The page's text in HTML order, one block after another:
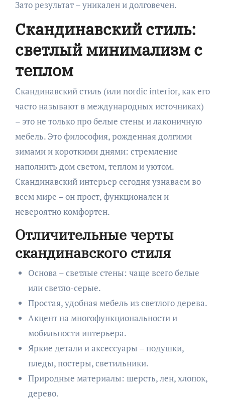
Зато результат – уникален и долговечен.
Скандинавский стиль:
светлый минимализм с
теплом
Скандинавский стиль (или nordic interior, как его
часто называют в международных источниках)
– это не только про белые стены и лаконичную
мебель. Это философия, рожденная долгими
зимами и короткими днями: стремление
наполнить дом светом, теплом и уютом.
Скандинавский интерьер сегодня узнаваем во
всем мире – он прост, функционален и
невероятно комфортен.
Отличительные черты
скандинавского стиля
Основа – светлые стены: чаще всего белые
или светло-серые.
Простая, удобная мебель из светлого дерева.
Акцент на многофункциональности и
мобильности интерьера.
Яркие детали и аксессуары – подушки,
пледы, постеры, светильники.
Природные материалы: шерсть, лен, хлопок,
дерево.